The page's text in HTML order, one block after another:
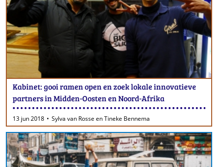
Kabinet: gooi ramen open en zoek lokale innovatieve
partners in Midden-Oosten en Noord-Afrika
13 jun 2018 Sylva van Rosse en Tineke Bennema